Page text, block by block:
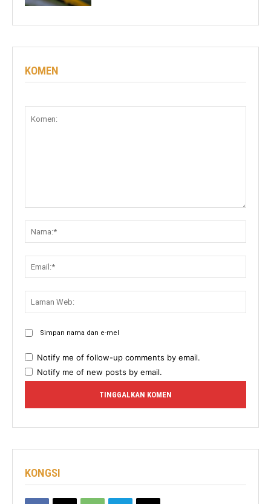
KOMEN
Simpan nama dan e-mel
Notify me of follow-up comments by email.
Notify me of new posts by email.
KONGSI